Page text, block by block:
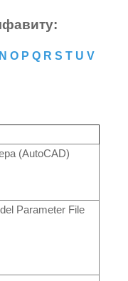
N O P Q R S T U V
(AutoCAD)
Parameter File